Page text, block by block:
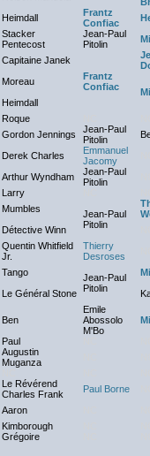
Heimdall
Frantz
Confiac
Stacker
Pentecost
Jean-Paul
Pitolin
Capitaine Janek
Frantz
Confiac
Moreau
Heimdall
Roque
Gordon Jennings
Jean-Paul
Pitolin
Derek Charles
Emmanuel
Jacomy
Arthur Wyndham
Jean-Paul
Pitolin
Larry
Mumbles
Jean-Paul
Pitolin
Détective Winn
Quentin Whitfield
Jr.
Thierry
Desroses
Tango
Jean-Paul
Pitolin
Le Général Stone
Ben
Emile
Abossolo
M'Bo
Paul
Augustin
Muganza
Le Révérend
Charles Frank
Paul Borne
Aaron
Kimborough
Grégoire